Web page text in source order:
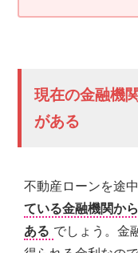
現在の金融機
がある
不動産ローンを途
ている金融機関か
ある でしょう。金